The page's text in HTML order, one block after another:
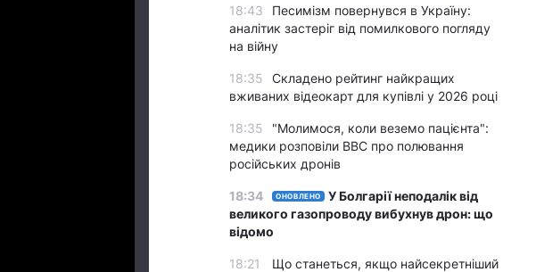
18:43
Песимізм повернувся в Україну:
аналітик застеріг від помилкового погляду
на війну
18:35
Складено рейтинг найкращих
вживаних відеокарт для купівлі у 2026 році
18:35
"Молимося, коли веземо пацієнта":
медики розповіли BBC про полювання
російських дронів
18:34 ОНОВЛЕНО
У Болгарії неподалік від
великого газопроводу вибухнув дрон: що
відомо
18:21
Що станеться, якщо найсекретніший